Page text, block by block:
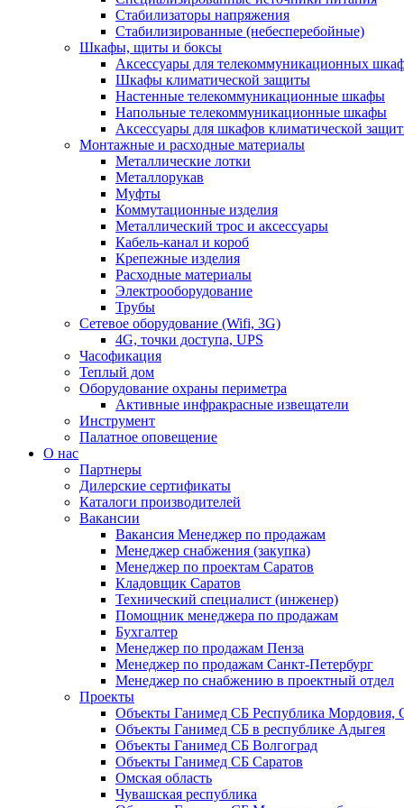
Стабилизаторы напряжения
Стабилизированные (небесперебойные)
Шкафы, щиты и боксы
Аксессуары для телекоммуникационных
Шкафы климатической защиты
Настенные телекоммуникационные шкафы
Напольные телекоммуникационные шкафы
Аксессуары для шкафов климатической
Монтажные и расходные материалы
Металлические лотки
Металлорукав
Муфты
Коммутационные изделия
Металлический трос и аксессуары
Кабель-канал и короб
Крепежные изделия
Расходные материалы
Электрооборудование
Трубы
Сетевое оборудование (Wifi, 3G)
4G, точки доступа, UPS
Часофикация
Теплый дом
Оборудование охраны периметра
Активные инфракрасные извещатели
Инструмент
Палатное оповещение
О нас
Партнеры
Дилерские сертификаты
Каталоги производителей
Вакансии
Вакансия Менеджер по продажам
Менеджер снабжения (закупка)
Менеджер по проектам Саратов
Кладовщик Саратов
Технический специалист (инженер)
Помощник менеджера по продажам
Бухгалтер
Менеджер по продажам Пенза
Менеджер по продажам Санкт-Петербург
Менеджер по снабжению в проектный отдел
Проекты
Объекты Ганимед СБ Республика Мордовия,
Объекты Ганимед СБ в республике Адыгея
Объекты Ганимед СБ Волгоград
Объекты Ганимед СБ Саратов
Омская область
Чувашская республика